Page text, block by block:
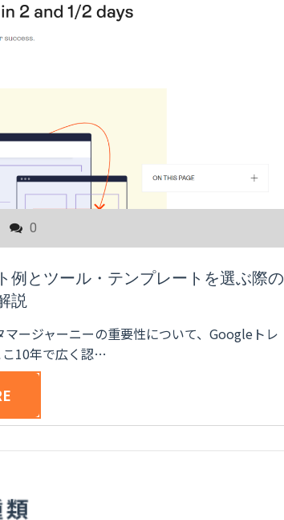
0
例とツール・テンプレートを選ぶ際の
説
ージャーニーの重要性について、Googleトレ
こ10年で広く認…